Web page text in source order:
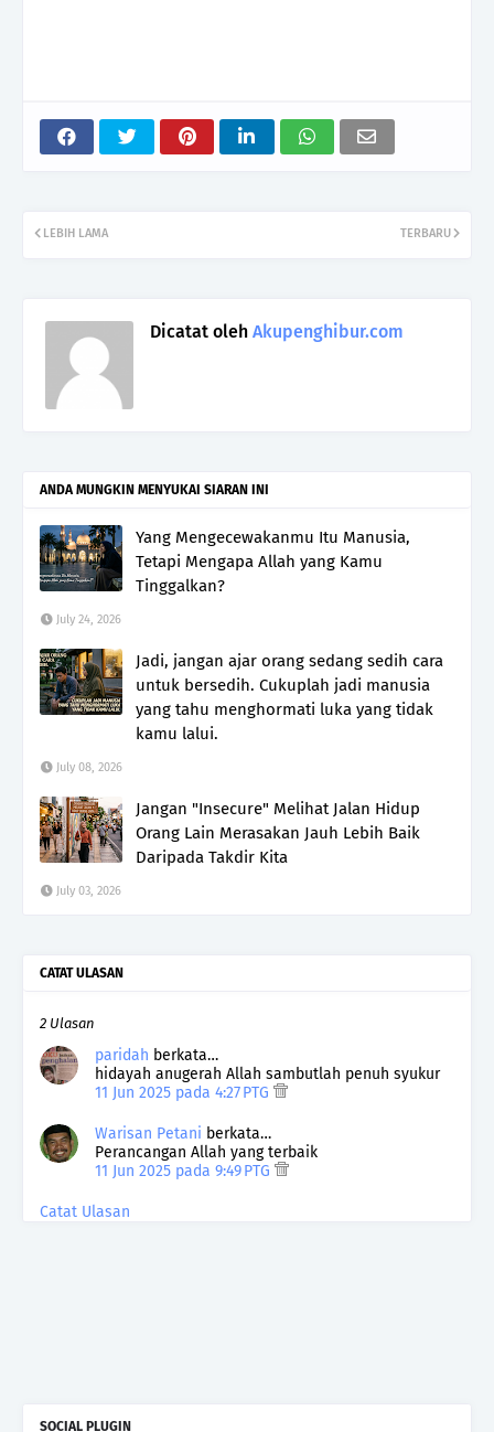
TERBARU
LEBIH LAMA
Dicatat oleh Akupenghibur.com
ANDA MUNGKIN MENYUKAI SIARAN INI
Yang Mengecewakanmu Itu Manusia,
Tetapi Mengapa Allah yang Kamu
Tinggalkan?
July 24, 2026
Jadi, jangan ajar orang sedang sedih cara
untuk bersedih. Cukuplah jadi manusia
yang tahu menghormati luka yang tidak
kamu lalui.
July 08, 2026
Jangan "Insecure" Melihat Jalan Hidup
Orang Lain Merasakan Jauh Lebih Baik
Daripada Takdir Kita
July 03, 2026
CATAT ULASAN
2 Ulasan
paridah berkata…
hidayah anugerah Allah sambutlah penuh syukur
11 Jun 2025 pada 4:27 PTG
Warisan Petani berkata…
Perancangan Allah yang terbaik
11 Jun 2025 pada 9:49 PTG
Catat Ulasan
SOCIAL PLUGIN